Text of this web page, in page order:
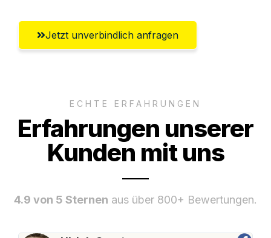
Jetzt unverbindlich anfragen
ECHTE ERFAHRUNGEN
Erfahrungen unserer
Kunden mit uns
4.9 von 5 Sternen aus über 800+ Bewertungen.